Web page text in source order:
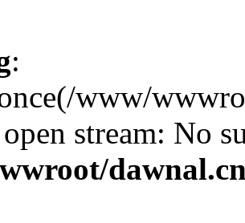
:
www/
stream: No